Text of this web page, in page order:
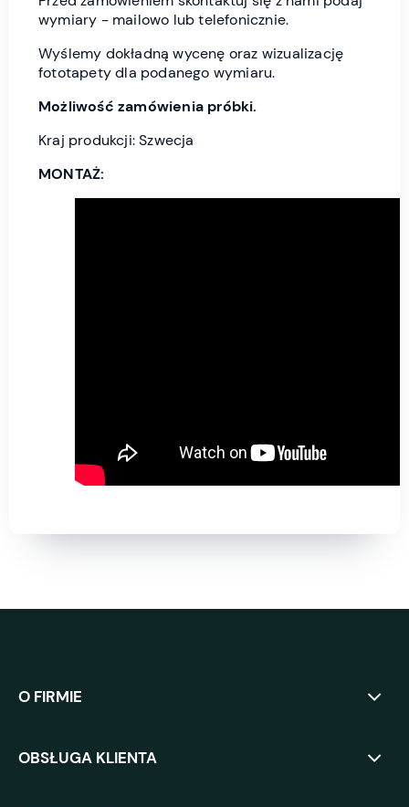
wymiary - mailowo lub telefonicznie.
Wyślemy dokładną wycenę oraz wizualizację
fototapety dla podanego wymiaru.
Możliwość zamówienia próbki.
Kraj produkcji: Szwecja
MONTAŻ:
O FIRMIE
OBSŁUGA KLIENTA